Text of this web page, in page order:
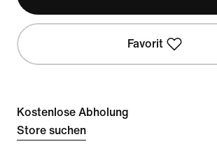
Favorit
Kostenlose Abholung
Store suchen